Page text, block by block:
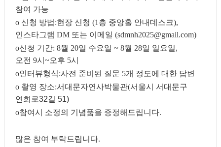
참여 가능
o 신청 방법:현장 신청(1 층 중앙홀 안내데스크),
인스타그램DM 또는 이메일(sdmnh2025@gmail.com)
o신청 기간: 8월 20일 수요일~ 8월 28일 일요일,
오전9시~오후 5시
o인터뷰형식:사전 준비된 질문 5개 정도에 대한 답변
o 촬영 장소:서대문자연사박물관(서울시 서대문구
연희로32길 51)
o참여시 소정의 기념품을 증정해드립니다.
많은 참여 부탁드립니다.